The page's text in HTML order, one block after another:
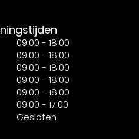
09:00 - 18:00
09:00 - 18:00
09:00 - 18:00
09:00 - 18:00
09:00 - 18:00
09:00 - 17:00
Gesloten